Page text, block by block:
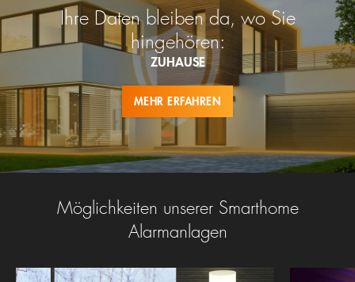
Ihre Daten bleiben da, wo Sie
hingehören:
ZUHAUSE
MEHR ERFAHREN
Möglichkeiten unserer Smarthome
Alarmanlagen